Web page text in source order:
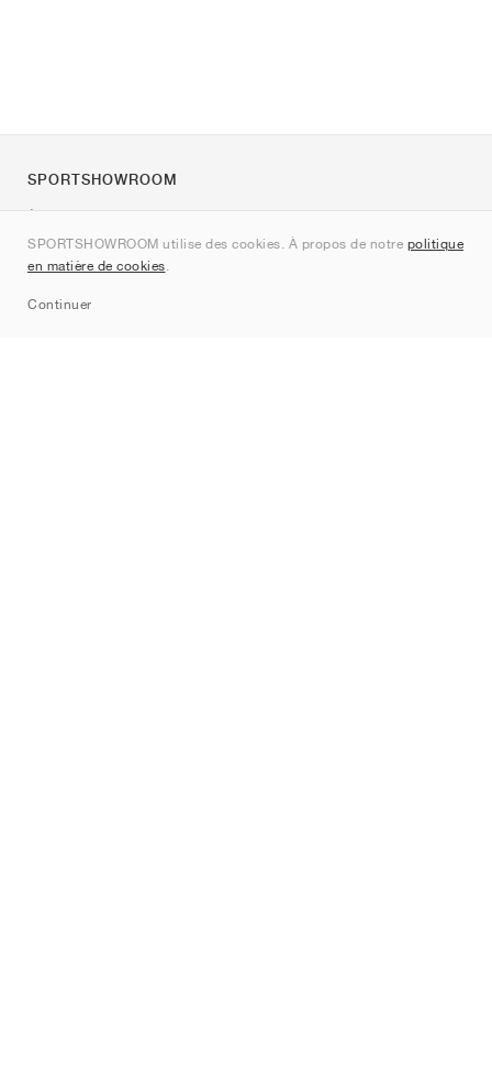
SPORTSHOWROOM utilise des cookies. À propos de notre politique
en matière de cookies.
Continuer
SPORTSHOWROOM
Contact
Sitemap